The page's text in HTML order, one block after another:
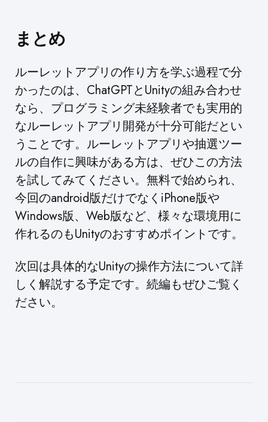
まとめ
ルーレットアプリの作り方を学ぶ過程で分
かったのは、ChatGPTとUnityの組み合わせ
なら、プログラミング未経験者でも実用的
なルーレットアプリ開発が十分可能だとい
うことです。ルーレットアプリや抽選ツー
ルの自作に興味がある方は、ぜひこの方法
を試してみてください。無料で始められ、
今回のandroid版だけでなくiPhone版や
Windows版、Web版など、様々な環境用に
作れるのもUnityのおすすめポイントです。
次回は具体的なUnityの操作方法について詳
しく解説する予定です。続編もぜひご覧く
ださい。